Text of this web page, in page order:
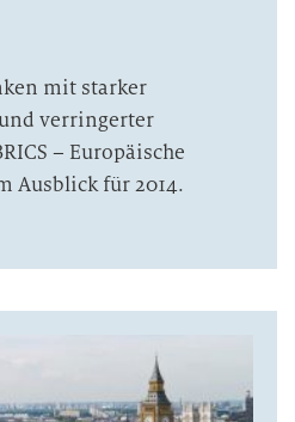
mit starker
verringerter
– Europäische
Ausblick für 2014.